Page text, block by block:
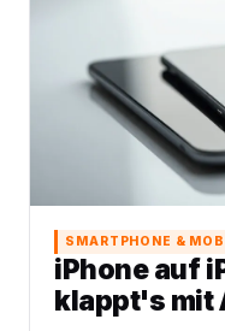
SMARTPHONE &
iPhone auf
klappt's mit